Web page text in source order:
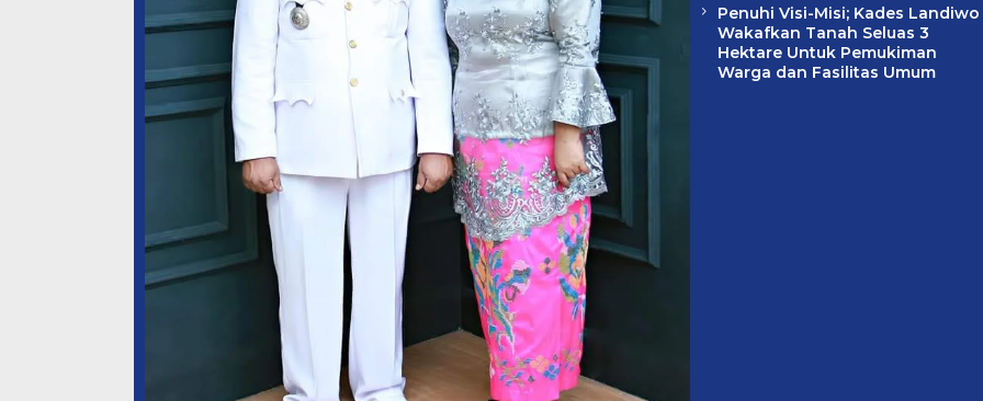
Penuhi Visi-Misi; Kades Landiwo
Wakafkan Tanah Seluas 3
Hektare Untuk Pemukiman
Warga dan Fasilitas Umum